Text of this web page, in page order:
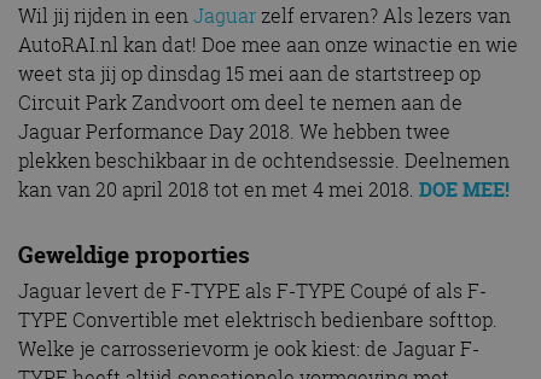
Wil jij rijden in eenJaguar zelf ervaren? Als lezers van
AutoRAI.nl kan dat! Doe mee aan onze winactie en wie
weet sta jij op dinsdag 15 mei aan de startstreep op
Circuit Park Zandvoort om deel te nemen aan de
Jaguar Performance Day 2018. We hebben twee
plekken beschikbaar in de ochtendsessie. Deelnemen
kan van 20 april 2018 tot en met 4 mei 2018. DOE MEE!
Geweldige proporties
Jaguar levert de F-TYPE als F-TYPE Coupé of als F-
TYPE Convertible met elektrisch bedienbare softtop.
Welke je carrosserievorm je ook kiest: de Jaguar F-